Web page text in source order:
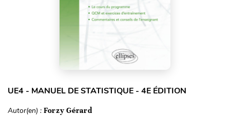
UE4 - MANUEL DE STATISTIQUE - 4E ÉDITION
Autor(en) : Forzy Gérard